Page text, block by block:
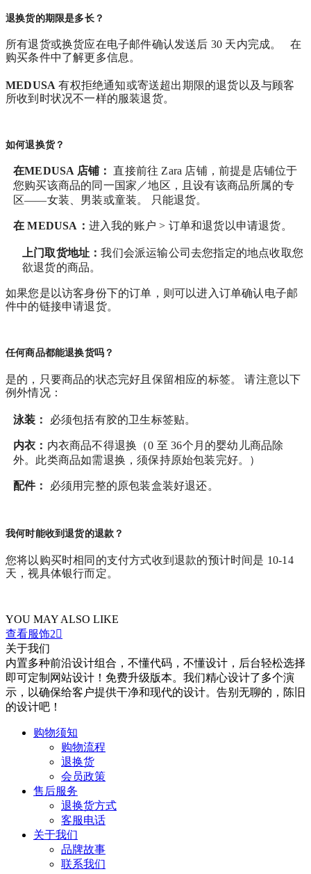
退换货的期限是多长？
所有退货或换货应在电子邮件确认发送后 30 天内完成。 在
购买条件中了解更多信息。
MEDUSA有权拒绝通知或寄送超出期限的退货以及与顾客
所收到时状况不一样的服装退货。
如何退换货？
在MEDUSA 店铺：直接前往 Zara 店铺，前提是店铺位于
您购买该商品的同一国家／地区，且设有该商品所属的专
区——女装、男装或童装。 只能退货。
在MEDUSA ： 进入我的账户 > 订单和退货 以申请退货。
上门取货地址：我们会派运输公司去您指定的地点收取您
欲退货的商品。
如果您是以访客身份下的订单，则可以进入订单确认电子邮
件中的链接申请退货。
任何商品都能退换货吗？
是的，只要商品的状态完好且保留相应的标签。 请注意以下
例外情况：
泳装： 必须包括有胶的卫生标签贴。
内衣： 内衣商品不得退换（0 至 36个月的婴幼儿商品除
外。此类商品如需退换，须保持原始包装完好。）
配件： 必须用完整的原包装盒装好退还。
我何时能收到退货的退款？
您将以购买时相同的支付方式收到退款的预计时间是 10-14
天，视具体银行而定。
YOU MAY ALSO LIKE
查看服饰2
关于我们
内置多种前沿设计组合，不懂代码，不懂设计，后台轻松选择
即可定制网站设计！免费升级版本。我们精心设计了多个演
示，以确保给客户提供干净和现代的设计。告别无聊的，陈旧
的设计吧！
购物须知
购物流程
退换货
会员政策
售后服务
退换货方式
客服电话
关于我们
品牌故事
联系我们